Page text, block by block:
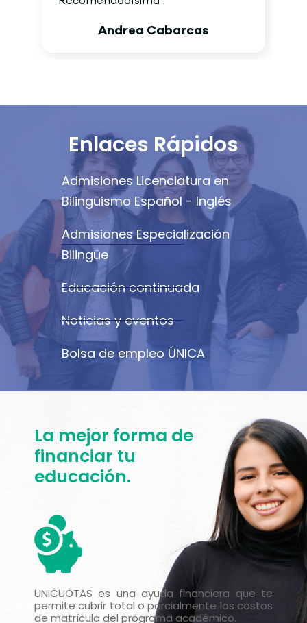
Andrea Cabarcas
Enlaces Rápidos
Admisiones Licenciatura en
Bilingüismo Español - Inglés
Admisiones Especialización
Bilingüe
Educación continuada
Noticias y eventos
Bolsa de empleo ÚNICA
La mejor forma de
financiar tu
educación.
UNICUOTAS es una ayuda financiera que te
permite cubrir total o parcialmente los costos
de matrícula del programa académico.